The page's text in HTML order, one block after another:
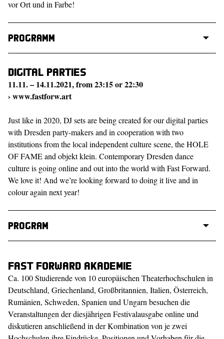
vor Ort und in Farbe!
Programm
Digital parties
11.11. – 14.11.2021, from 23:15 or 22:30
›www.fastforw.art
Just like in 2020, DJ sets are being created for our digital parties
with Dresden party-makers and in cooperation with two
institutions from the local independent culture scene, the HOLE
OF FAME and objekt klein. Contemporary Dresden dance
culture is going online and out into the world with Fast Forward.
We love it! And we’re looking forward to doing it live and in
colour again next year!
Program
Fast Forward Akademie
Ca. 100 Studierende von 10 europäischen Theaterhochschulen in
Deutschland, Griechenland, Großbritannien, Italien, Österreich,
Rumänien, Schweden, Spanien und Ungarn besuchen die
Veranstaltungen der diesjährigen Festivalausgabe online und
diskutieren anschließend in der Kombination von je zwei